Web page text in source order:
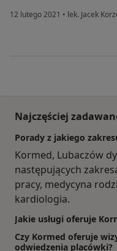
12 lutego 2021 • lek. Jacek
Najczęściej
Porady z jakiego
Kormed, Lubaczów
następujących
pracy, medycyna
kardiologia.
Jakie usługi oferuje
Czy Kormed oferuje
odwiedzenia placówki?